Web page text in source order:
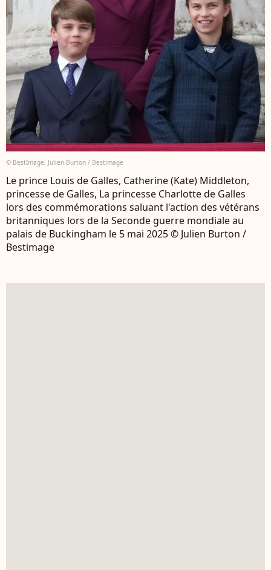
© BestImage, Julien Burton / Bestimage
Le prince Louis de Galles, Catherine (Kate) Middleton,
princesse de Galles, La princesse Charlotte de Galles
lors des commémorations saluant l'action des vétérans
britanniques lors de la Seconde guerre mondiale au
palais de Buckingham le 5 mai 2025 © Julien Burton /
Bestimage